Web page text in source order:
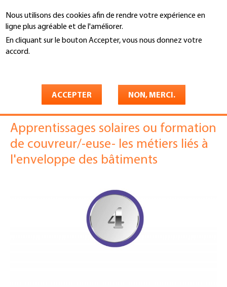
Nous utilisons des cookies afin de rendre votre expérience en
ligne plus agréable et de l'améliorer.
En cliquant sur le bouton Accepter, vous nous donnez votre
accord.
ACCEPTER NON, MERCI.
au
contenu
principal
Recherche
You
Formation
Apprentissages solaires ou formation
de couvreur/-euse- les métiers liés à
l'enveloppe des bâtiments